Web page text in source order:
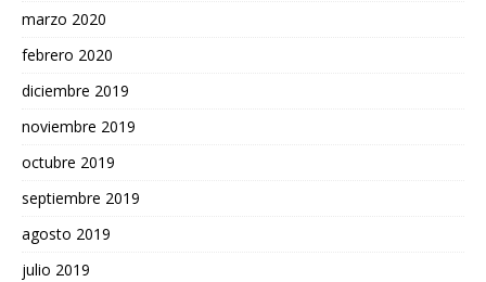
marzo 2020
febrero 2020
diciembre 2019
noviembre 2019
octubre 2019
septiembre 2019
agosto 2019
julio 2019